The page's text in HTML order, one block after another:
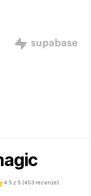
4.5 z 5 (453 recenze)